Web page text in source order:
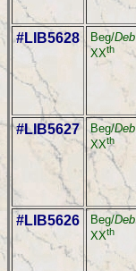
#LIB5628
Beg/Deb
XXth
#LIB5627
Beg/Deb
XXth
#LIB5626
Beg/Deb
XXth